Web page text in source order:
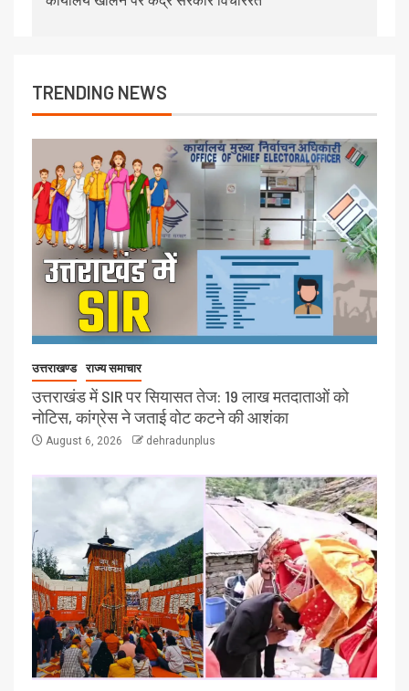
TRENDING NEWS
उत्तराखण्ड राज्य समाचार
उत्तराखंड में SIR पर सियासत तेज: 19 लाख मतदाताओं को
नोटिस, कांग्रेस ने जताई वोट कटने की आशंका
August 6, 2026 dehradunplus